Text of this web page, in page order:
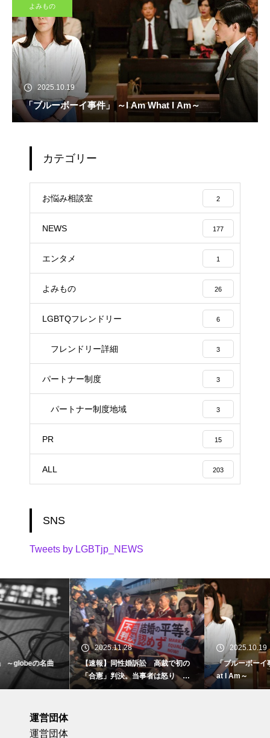
よみもの
2025.10.19
「ブルーボーイ事件」 ～I Am What I Am～
カテゴリー
お悩み相談室 2
NEWS 177
エンタメ 1
よみもの 26
LGBTQフレンドリー 6
フレンドリー詳細 3
パートナー制度 3
パートナー制度地域 3
PR 15
ALL 203
SNS
Tweets by LGBTjp_NEWS
2025.11.28
【速報】同性婚訴訟 高裁で初の
「合憲」判決。当事者は怒り 東
京地裁で
2025.10.19
「ブルーボーイ事件」 ～I Am Wh
at I Am～
運営団体
運営団体